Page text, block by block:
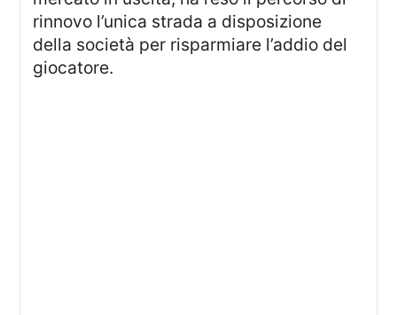
rinnovo l’unica strada a disposizione
della società per risparmiare l’addio del
giocatore.